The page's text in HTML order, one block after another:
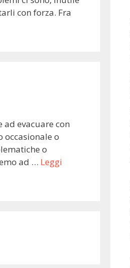
con forza. Fra
ad evacuare con
o
o
ad … Leggi